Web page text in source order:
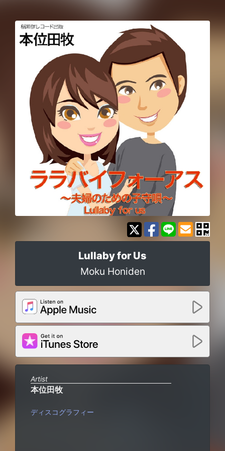
Lullaby for Us
Moku Honiden
Artist
本位田牧
ディスコグラフィー